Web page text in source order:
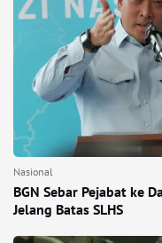
Nasional
BGN Sebar Pejabat ke
Jelang Batas SLHS